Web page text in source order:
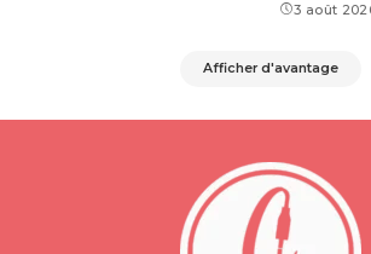
3 août
Afficher d'avantage